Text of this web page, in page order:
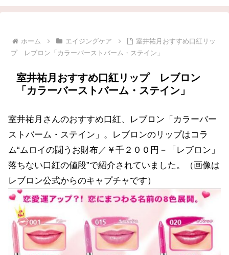
ホーム エイジングケア
室井祐月おすすめ口紅リッ
プ レブロン「カラーバーストバーム・ステイン」
室井祐月おすすめ口紅リップ レブロン
「カラーバーストバーム・ステイン」
室井祐月さんのおすすめ口紅、レブロン「カラーバー
ストバーム・ステイン」。レブロンのリップはコラ
ム“ムロイの闘うお財布／￥千２００円－「レブロン」
落ちない口紅の値段”で紹介されていました。（画像は
レブロン公式からのキャプチャです）